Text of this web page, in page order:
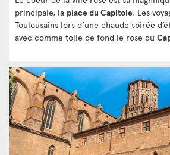
principale, la place du Capitole. Les
Toulousains lors d’une chaude soirée
avec comme toile de fond le rose du